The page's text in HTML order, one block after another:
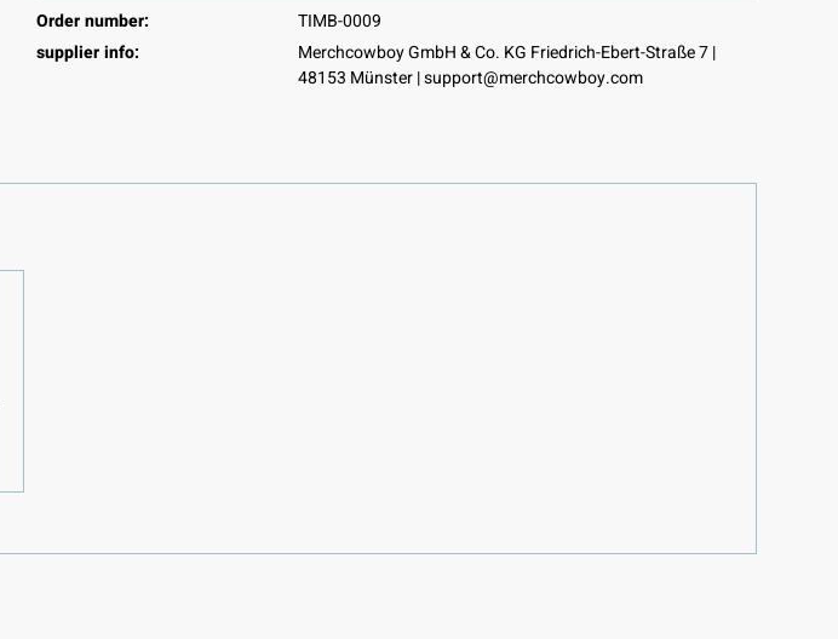
Order number:
TIMB-0009
supplier info:
Merchcowboy GmbH & Co. KG Friedrich-Ebert-Straße 7 |
48153 Münster |support@merchcowboy.com